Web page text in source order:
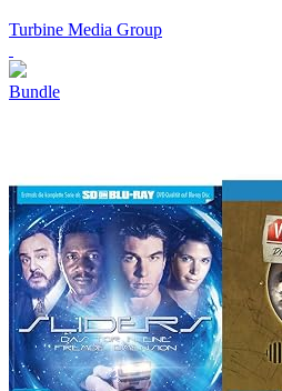
Turbine Media Group
Bundle